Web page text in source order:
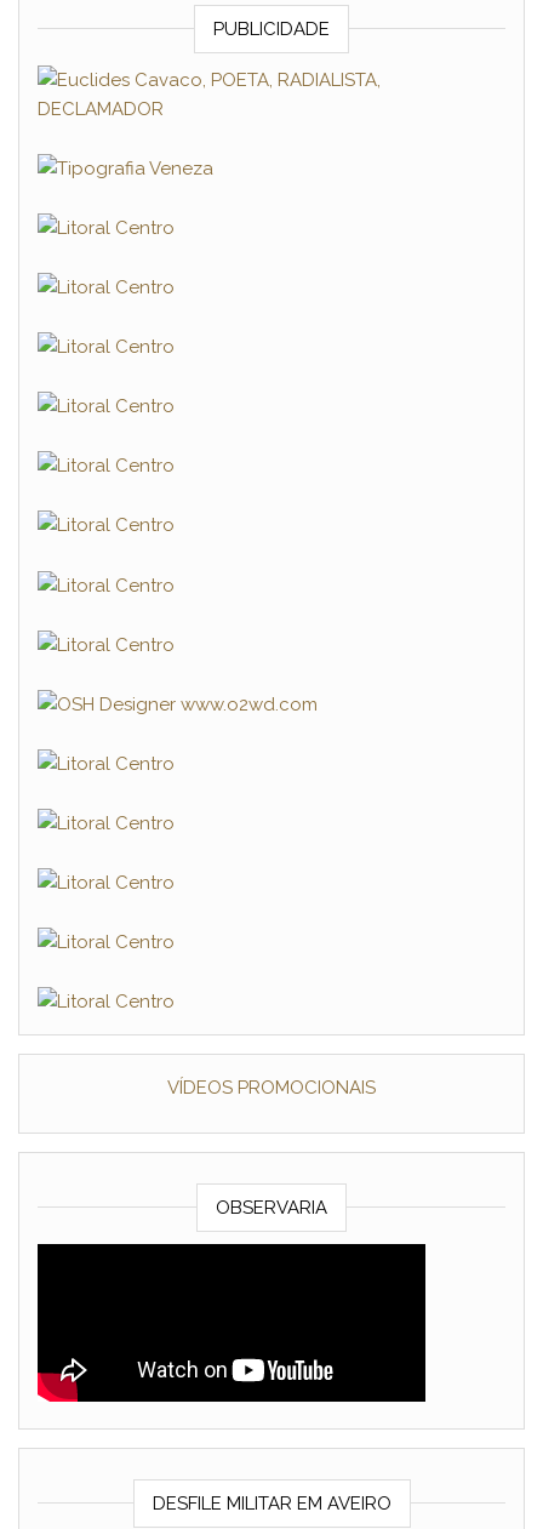
PUBLICIDADE
VÍDEOS PROMOCIONAIS
OBSERVARIA
DESFILE MILITAR EM AVEIRO